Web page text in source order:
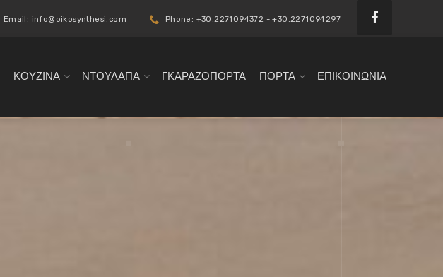
Email: info@oikosynthesi.com Phone: +30.2271094372 - +30.2271094297
ΚΟΥΖΙΝΑ ΝΤΟΥΛΑΠΑ ΓΚΑΡΑΖΟΠΟΡΤΑ ΠΟΡΤΑ ΕΠΙΚΟΙΝΩΝΙΑ